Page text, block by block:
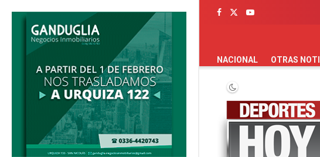
PORTADA
NACIONAL OTRAS